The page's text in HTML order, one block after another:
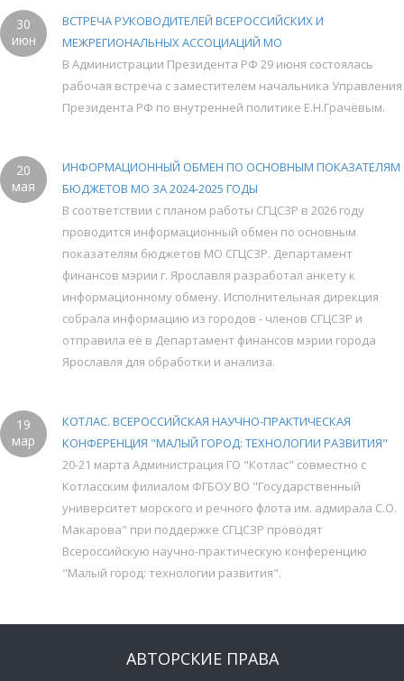
30
июн
ВСТРЕЧА РУКОВОДИТЕЛЕЙ ВСЕРОССИЙСКИХ И
МЕЖРЕГИОНАЛЬНЫХ АССОЦИАЦИЙ МО
В Администрации Президента РФ 29 июня состоялась
рабочая встреча с заместителем начальника Управления
Президента РФ по внутренней политике Е.Н.Грачёвым.
20
мая
ИНФОРМАЦИОННЫЙ ОБМЕН ПО ОСНОВНЫМ ПОКАЗАТЕЛЯМ
БЮДЖЕТОВ МО ЗА 2024-2025 ГОДЫ
В соответствии с планом работы СГЦСЗР в 2026 году
проводится информационный обмен по основным
показателям бюджетов МО СГЦСЗР. Департамент
финансов мэрии г. Ярославля разработал анкету к
информационному обмену. Исполнительная дирекция
собрала информацию из городов - членов СГЦСЗР и
отправила её в Департамент финансов мэрии города
Ярославля для обработки и анализа.
19
мар
КОТЛАС. ВСЕРОССИЙСКАЯ НАУЧНО-ПРАКТИЧЕСКАЯ
КОНФЕРЕНЦИЯ "МАЛЫЙ ГОРОД: ТЕХНОЛОГИИ РАЗВИТИЯ"
20-21 марта Администрация ГО "Котлас" совместно с
Котласским филиалом ФГБОУ ВО "Государственный
университет морского и речного флота им. адмирала С.О.
Макарова" при поддержке СГЦСЗР проводят
Всероссийскую научно-практическую конференцию
"Малый город: технологии развития".
АВТОРСКИЕ ПРАВА